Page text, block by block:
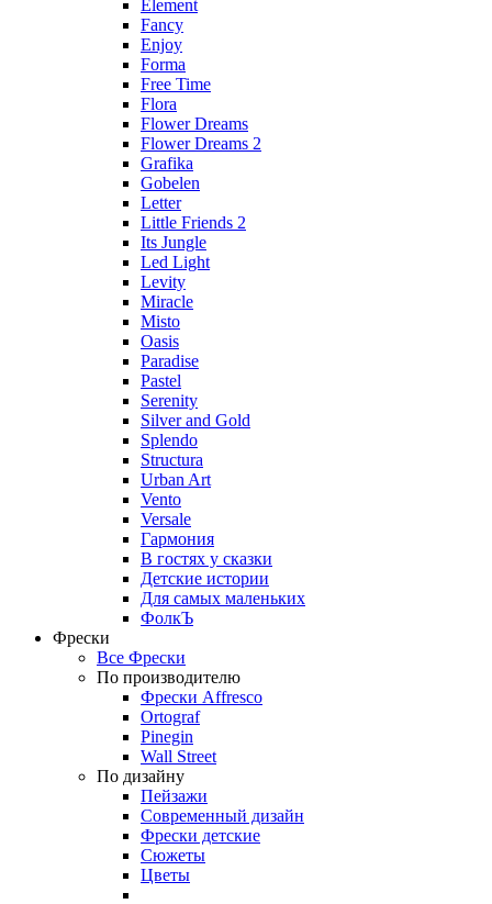
Element
Fancy
Enjoy
Forma
Free Time
Flora
Flower Dreams
Flower Dreams 2
Grafika
Gobelen
Letter
Little Friends 2
Its Jungle
Led Light
Levity
Miracle
Misto
Oasis
Paradise
Pastel
Serenity
Silver and Gold
Splendo
Structura
Urban Art
Vento
Versale
Гармония
В гостях у сказки
Детские истории
Для самых маленьких
ФолкЪ
Фрески
Все Фрески
По производителю
Фрески Affresco
Ortograf
Pinegin
Wall Street
По дизайну
Пейзажи
Современный дизайн
Фрески детские
Сюжеты
Цветы